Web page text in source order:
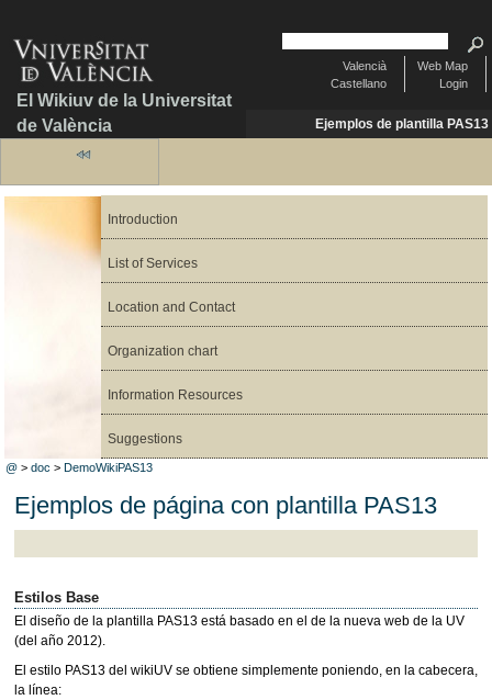
El Wikiuv de la Universitat
de València
Web Map
Login
Valencià
Castellano
Ejemplos de plantilla PAS13
Introduction
List of Services
Location and Contact
Organization chart
Information Resources
Suggestions
@ >doc >DemoWikiPAS13
Ejemplos de página con plantilla PAS13
Estilos Base
El diseño de la plantilla PAS13 está basado en el de la nueva web de la UV
(del año 2012).
El estilo PAS13 del wikiUV se obtiene simplemente poniendo, en la cabecera,
la línea: